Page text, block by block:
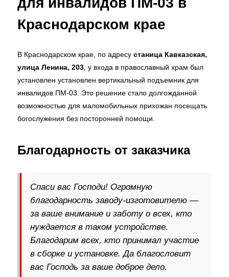
Краснодарском крае
В Краснодарском крае, по адресу станица Кавказская,
улица Ленина, 203, у входа в православный храм был
установлен установлен вертикальный подъемник для
инвалидов ПМ-03. Это решение стало долгожданной
возможностью для маломобильных прихожан посещать
богослужения без посторонней помощи.
Благодарность от заказчика
Спаси вас Господи! Огромную
благодарность заводу-изготовителю —
за ваше внимание и заботу о всех, кто
нуждается в таком устройстве.
Благодарим всех, кто принимал участие
в сборке и установке. Да благословит
вас Господь за ваше доброе дело.